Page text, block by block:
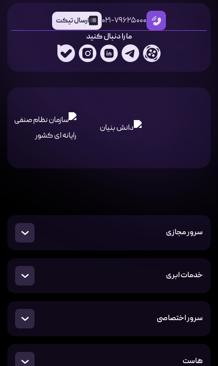
021-79625000 ارسال تیکت
ما را دنبال کنید
سرور مجازی
خدمات ابری
سرور اختصاصی
هاست